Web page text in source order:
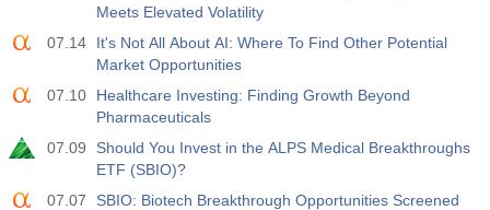
Meets Elevated Volatility
07.14
It's Not All About AI: Where To Find Other Potential
Market Opportunities
07.10
Healthcare Investing: Finding Growth Beyond
Pharmaceuticals
07.09
Should You Invest in the ALPS Medical Breakthroughs
ETF (SBIO)?
07.07
SBIO: Biotech Breakthrough Opportunities Screened